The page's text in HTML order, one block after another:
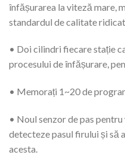
înfășurarea la viteză mare,
standardul de calitate ridicat.
• Doi cilindri fiecare stație
procesului de înfășurare,
• Memorați 1~20 de
• Noul senzor de pas
detecteze pasul firului și să
acesta.